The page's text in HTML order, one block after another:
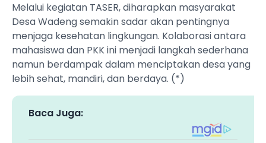
Melalui kegiatan TASER, diharapkan masyarakat
Desa Wadeng semakin sadar akan pentingnya
menjaga kesehatan lingkungan. Kolaborasi antara
mahasiswa dan PKK ini menjadi langkah sederhana
namun berdampak dalam menciptakan desa yang
lebih sehat, mandiri, dan berdaya. (*)
Baca Juga: